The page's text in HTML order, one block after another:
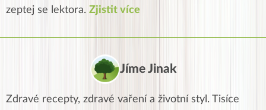
zeptej se lektora. Zjistit více
Jíme Jinak
Zdravé recepty, zdravé vaření a životní styl. Tisíce